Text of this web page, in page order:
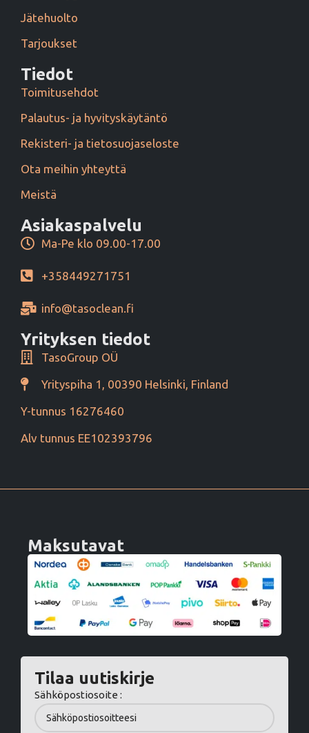
Jätehuolto
Tarjoukset
Tiedot
Toimitusehdot
Palautus- ja hyvityskäytäntö
Rekisteri- ja tietosuojaseloste
Ota meihin yhteyttä
Meistä
Asiakaspalvelu
Ma-Pe klo 09.00-17.00
+358449271751
info@tasoclean.fi
Yrityksen tiedot
TasoGroup OÜ
Yrityspiha 1, 00390 Helsinki, Finland
Y-tunnus 16276460
Alv tunnus EE102393796
Maksutavat
Tilaa uutiskirje
Sähköpostiosoite :